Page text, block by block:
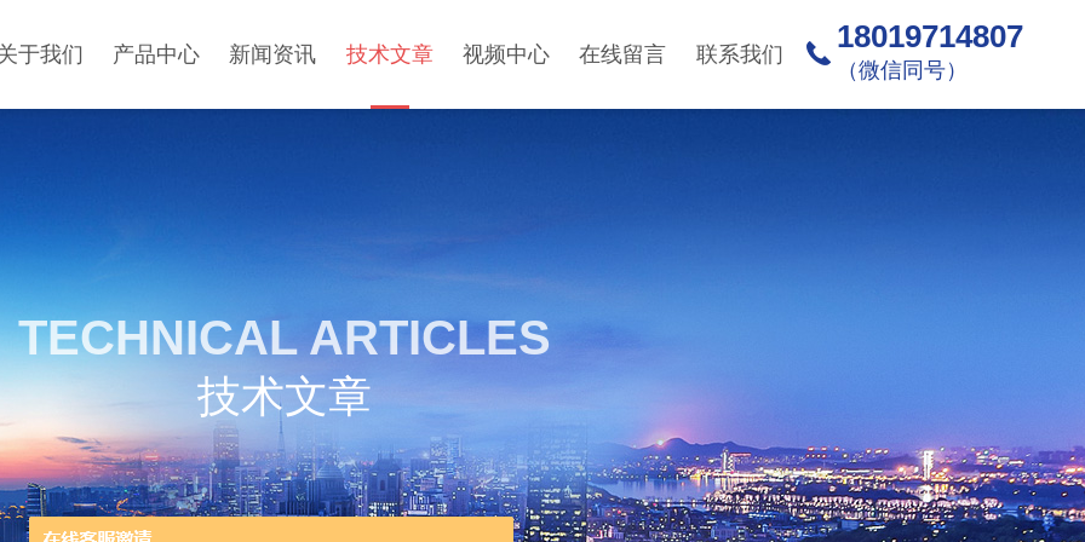
于我们 产品中心 新闻资讯 技术文章 视频中心 在线留言 联系我们 18019714807
（微信同号）
TECHNICAL ARTICLES
技术文章